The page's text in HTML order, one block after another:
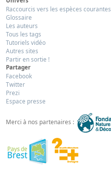
Raccourcis vers les espèces courantes
Glossaire
Les auteurs
Tous les tags
Tutoriels vidéo
Autres sites
Partir en sortie !
Partager
Facebook
Twitter
Prezi
Espace presse
Merci à nos partenaires :